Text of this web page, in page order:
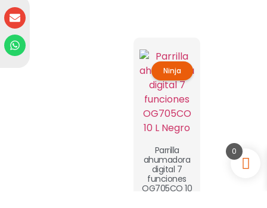
Ninja
Parrilla
ahumadora
digital 7
funciones
OG705CO 10
0